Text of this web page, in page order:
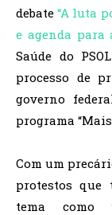
debate“A luta
e agenda para
Saúde do
processo de
governo
programa
Com um
protestos que
tema como